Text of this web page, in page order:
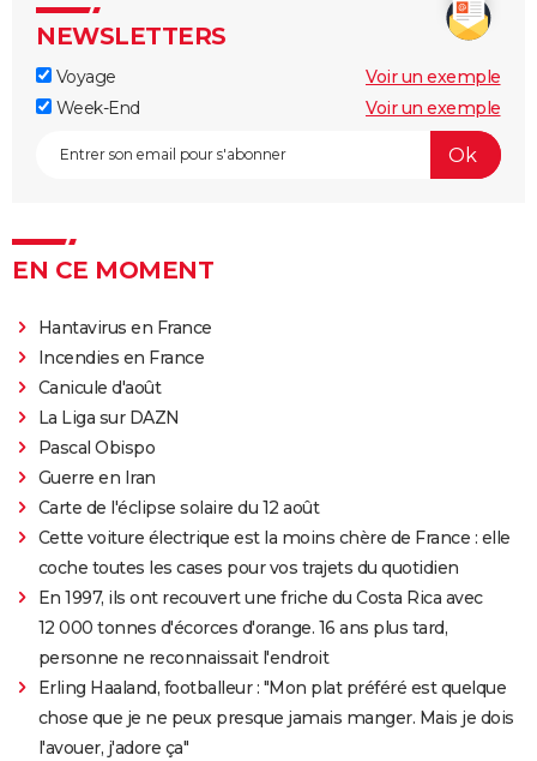
NEWSLETTERS
Voyage
Voir un exemple
Week-End
Voir un exemple
EN CE MOMENT
Hantavirus en France
Incendies en France
Canicule d'août
La Liga sur DAZN
Pascal Obispo
Guerre en Iran
Carte de l'éclipse solaire du 12 août
Cette voiture électrique est la moins chère de France : elle
coche toutes les cases pour vos trajets du quotidien
En 1997, ils ont recouvert une friche du Costa Rica avec
12 000 tonnes d'écorces d'orange. 16 ans plus tard,
personne ne reconnaissait l'endroit
Erling Haaland, footballeur : "Mon plat préféré est quelque
chose que je ne peux presque jamais manger. Mais je dois
l'avouer, j'adore ça"